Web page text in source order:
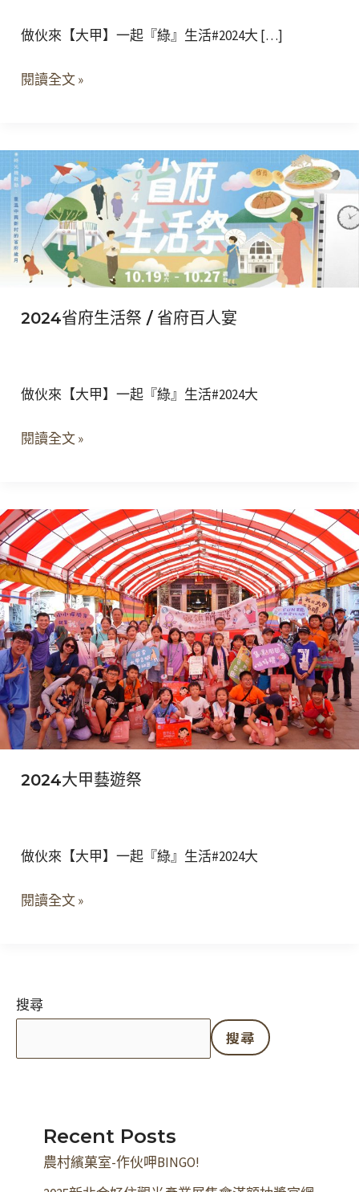
做伙來【大甲】一起『綠』生活#2024大 […]
閱讀全文 »
2024省府生活祭 / 省府百人宴
做伙來【大甲】一起『綠』生活#2024大
省
府
活
祭
省
人
閱讀全文 »
2024大甲藝遊祭
做伙來【大甲】一起『綠』生活#2024大
2024
大
甲
藝
遊
祭
閱讀全文 »
搜尋
搜尋
Recent Posts
農村繽菓室-作伙呷BINGO!